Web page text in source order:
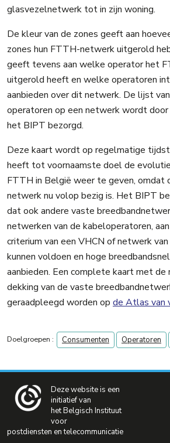
glasvezelnetwerk tot in zijn woning.
De kleur van de zones geeft aan
zones hun FTTH-netwerk uitgerold
geeft tevens aan welke operator het
uitgerold heeft en welke operatoren
aanbieden over dit netwerk. De lijst
operatoren op een netwerk wordt door
het BIPT bezorgd.
Deze kaart wordt op regelmatige
heeft tot voornaamste doel de
FTTH in België weer te geven, omdat
netwerk nu volop bezig is. Het BIPT
dat ook andere vaste
netwerken van de kabeloperatoren,
criterium van een VHCN of netwerk
kunnen voldoen en hoge
aanbieden. Een complete kaart met
dekking van de vaste
geraadpleegd worden op de Atlas van
Doelgroepen : Consumenten Operatoren
Deze website is een
initiatief van
het Belgisch Instituut
voor
postdiensten en telecommunicatie